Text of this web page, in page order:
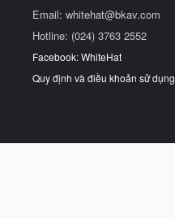
Email: whitehat@bkav.com
Hotline: (024) 3763 2552
Facebook: WhiteHat
Quy định và điều khoản sử dụng